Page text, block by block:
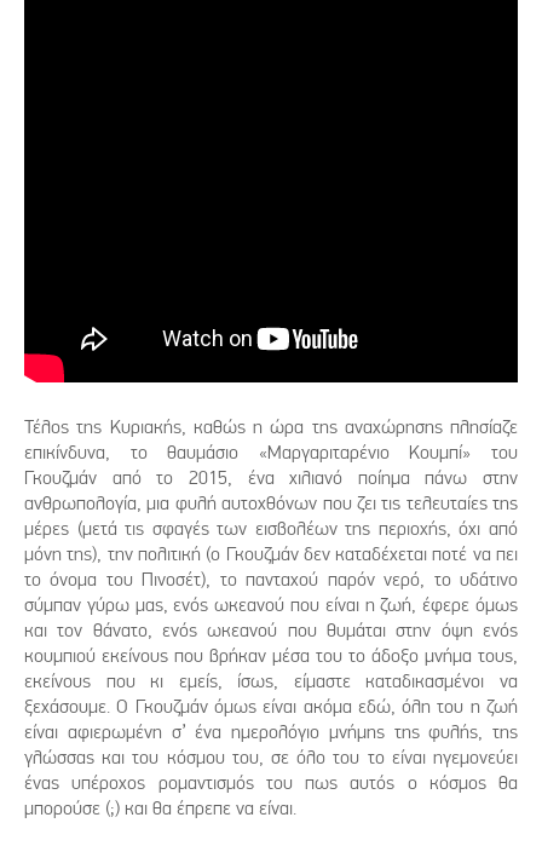
Τέλος της Κυριακής, καθώς η ώρα της αναχώρησης πλησίαζε
επικίνδυνα, το θαυμάσιο «Μαργαριταρένιο Κουμπί» του
Γκουζμάν από το 2015, ένα χιλιανό ποίημα πάνω στην
ανθρωπολογία, μια φυλή αυτοχθόνων που ζει τις τελευταίες της
μέρες (μετά τις σφαγές των εισβολέων της περιοχής, όχι από
μόνη της), την πολιτική (ο Γκουζμάν δεν καταδέχεται ποτέ να πει
το όνομα του Πινοσέτ), το πανταχού παρόν νερό, το υδάτινο
σύμπαν γύρω μας, ενός ωκεανού που είναι η ζωή, έφερε όμως
και τον θάνατο, ενός ωκεανού που θυμάται στην όψη ενός
κουμπιού εκείνους που βρήκαν μέσα του το άδοξο μνήμα τους,
εκείνους που κι εμείς, ίσως, είμαστε καταδικασμένοι να
ξεχάσουμε. Ο Γκουζμάν όμως είναι ακόμα εδώ, όλη του η ζωή
είναι αφιερωμένη σ’ ένα ημερολόγιο μνήμης της φυλής, της
γλώσσας και του κόσμου του, σε όλο του το είναι ηγεμονεύει
ένας υπέροχος ρομαντισμός του πως αυτός ο κόσμος θα
μπορούσε (;) και θα έπρεπε να είναι.